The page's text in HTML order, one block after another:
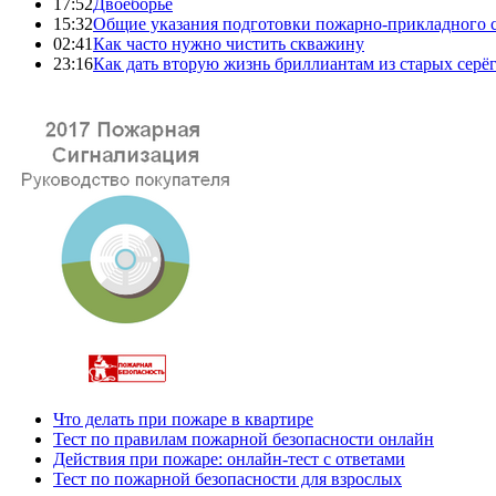
15:32Общие указания подготовки пожарно-прикладного
02:41Как часто нужно чистить скважину
23:16Как дать вторую жизнь бриллиантам из старых серёг
Что делать при пожаре в квартире
Тест по правилам пожарной безопасности онлайн
Действия при пожаре: онлайн-тест с ответами
Тест по пожарной безопасности для взрослых